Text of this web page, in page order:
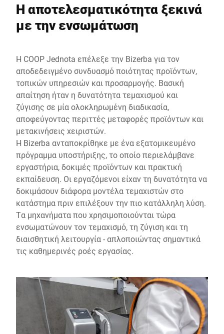
Η αποτελεσματικότητα ξεκινά
με την ενσωμάτωση
Η COOP Jednota επέλεξε την Bizerba για τον
αποδεδειγμένο συνδυασμό ποιότητας προϊόντων,
τοπικών υπηρεσιών και προσαρμογής. Βασική
απαίτηση ήταν η δυνατότητα τεμαχισμού και
ζύγισης σε μία ολοκληρωμένη διαδικασία,
αποφεύγοντας περιττές μεταφορές προϊόντων και
μετακινήσεις χειριστών.
Η Bizerba ανταποκρίθηκε με ένα εξατομικευμένο
πρόγραμμα υποστήριξης, το οποίο περιελάμβανε
εργαστήρια, δοκιμές προϊόντων και πρακτική
εκπαίδευση. Οι εργαζόμενοι είχαν τη δυνατότητα να
δοκιμάσουν διάφορα μοντέλα τεμαχιστών στο
κατάστημα πριν επιλέξουν την πιο κατάλληλη λύση.
Τα μηχανήματα που χρησιμοποιούνται τώρα
ενσωματώνουν τον τεμαχισμό, τη ζύγιση και τη
διαισθητική λειτουργία - απλοποιώντας σημαντικά
τις καθημερινές ροές εργασίας.